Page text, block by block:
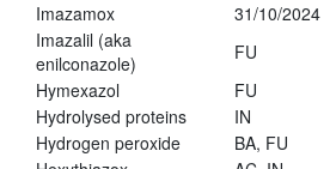
Imazamox
31/10/2024
Imazalil (aka
enilconazole)
FU
Hymexazol
FU
Hydrolysed proteins
IN
Hydrogen peroxide
BA, FU